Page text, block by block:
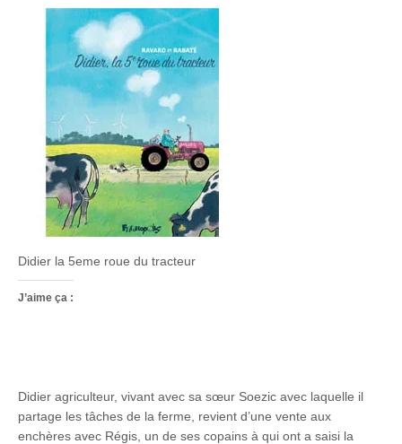
Didier la 5eme roue du tracteur
J’aime ça :
Didier agriculteur, vivant avec sa sœur Soezic avec laquelle il
partage les tâches de la ferme, revient d’une vente aux
enchères avec Régis, un de ses copains à qui ont a saisi la